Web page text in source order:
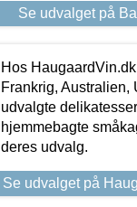
Se udvalget på
Hos
Frankrig, Australien,
udvalgte
hjemmebagte
deres udvalg.
Se udvalget på